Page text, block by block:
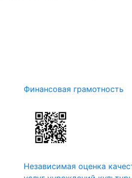
Финансовая грамотность
Независимая оценка